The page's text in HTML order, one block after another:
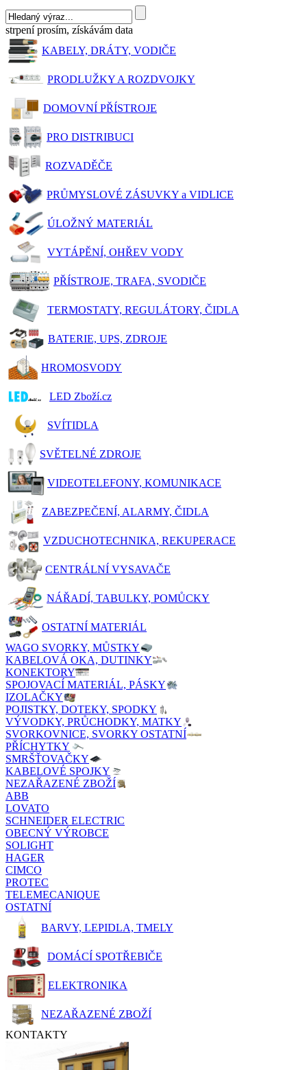
strpení prosím, získávám data
KABELY, DRÁTY, VODIČE
PRODLUŽKY A ROZDVOJKY
DOMOVNÍ PŘÍSTROJE
PRO DISTRIBUCI
ROZVADĚČE
PRŮMYSLOVÉ ZÁSUVKY a VIDLICE
ÚLOŽNÝ MATERIÁL
VYTÁPĚNÍ, OHŘEV VODY
PŘÍSTROJE, TRAFA, SVODIČE
TERMOSTATY, REGULÁTORY, ČIDLA
BATERIE, UPS, ZDROJE
HROMOSVODY
LED Zboží.cz
SVÍTIDLA
SVĚTELNÉ ZDROJE
VIDEOTELEFONY, KOMUNIKACE
ZABEZPEČENÍ, ALARMY, ČIDLA
VZDUCHOTECHNIKA, REKUPERACE
CENTRÁLNÍ VYSAVAČE
NÁŘADÍ, TABULKY, POMŮCKY
OSTATNÍ MATERIÁL
WAGO SVORKY, MŮSTKY
KABELOVÁ OKA, DUTINKY
KONEKTORY
SPOJOVACÍ MATERIÁL, PÁSKY
IZOLAČKY
POJISTKY, DOTEKY, SPODKY
VÝVODKY, PRŮCHODKY, MATKY
SVORKOVNICE, SVORKY OSTATNÍ
PŘÍCHYTKY
SMRŠŤOVAČKY
KABELOVÉ SPOJKY
NEZAŘAZENÉ ZBOŽÍ
ABB
LOVATO
SCHNEIDER ELECTRIC
OBECNÝ VÝROBCE
SOLIGHT
HAGER
CIMCO
PROTEC
TELEMECANIQUE
OSTATNÍ
BARVY, LEPIDLA, TMELY
DOMÁCÍ SPOTŘEBIČE
ELEKTRONIKA
NEZAŘAZENÉ ZBOŽÍ
KONTAKTY